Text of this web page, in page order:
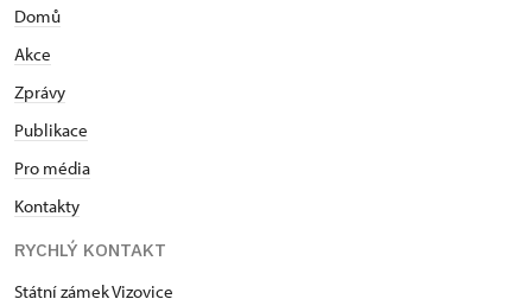
Domů
Akce
Zprávy
Publikace
Pro média
Kontakty
RYCHLÝ KONTAKT
Státní zámek Vizovice